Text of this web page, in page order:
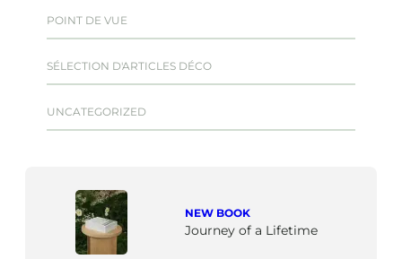
POINT DE VUE
SÉLECTION D'ARTICLES DÉCO
UNCATEGORIZED
NEW BOOK
Journey of a Lifetime